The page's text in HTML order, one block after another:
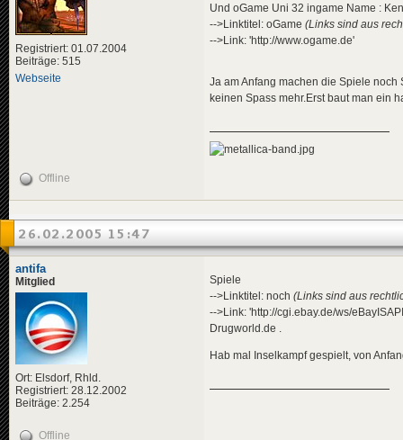
Registriert: 01.07.2004
Beiträge: 515
Webseite
Und oGame Uni 32 ingame Name :
-->Linktitel: oGame (Links sind aus
-->Link: 'http://www.ogame.de'
Ja am Anfang machen die Spiele
keinen Spass mehr.Erst baut man ein
Offline
26.02.2005 15:47
antifa
Mitglied
Ort: Elsdorf, Rhld.
Registriert: 28.12.2002
Beiträge: 2.254
Spiele
-->Linktitel: noch (Links sind aus
-->Link: 'http://cgi.ebay.de/ws/
Drugworld.de .
Hab mal Inselkampf gespielt, von
Offline